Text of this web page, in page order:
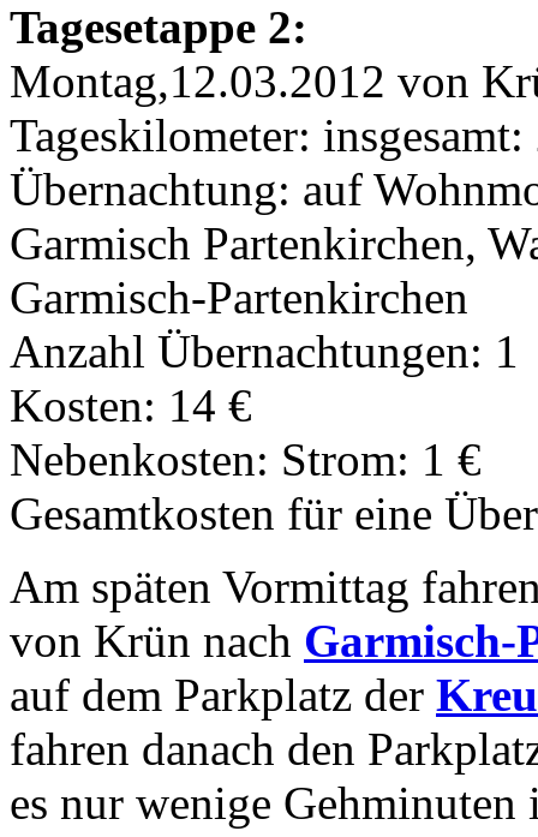
Tagesetappe 2:
Montag,12.03.2012 von
Tageskilometer:
Übernachtung: auf
Garmisch Partenkirchen,
Garmisch-Partenkirchen
Anzahl Übernachtungen: 1
Kosten: 14 €
Nebenkosten: Strom: 1 €
Gesamtkosten für eine
Am späten Vormittag
von Krün nach Garmisch-
auf dem Parkplatz der
fahren danach den
es nur wenige